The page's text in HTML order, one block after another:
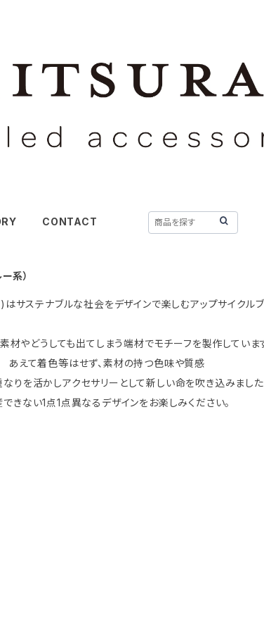
CONTACT
系）
サステナブルな社会をデザインで楽しむアップサイクルブ
材やどうしても出てしまう端材でモチーフを製作していま
あえて着色等はせず、素材の持つ色味や質感
りを活かしアクセサリーとして新しい命を吹き込みました
できない1点1点異なるデザインをお楽しみください。